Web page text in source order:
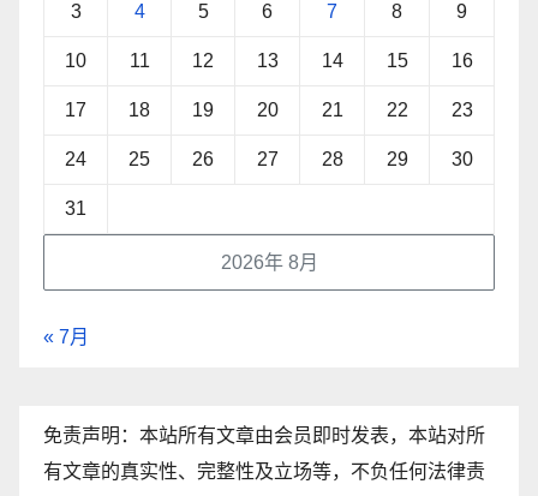
2026年 8月
3 4 5 6 7 8 9
10 11 12 13 14 15 16
17 18 19 20 21 22 23
24 25 26 27 28 29 30
31
« 7月
免责声明：本站所有文章由会员即时发表，本站对所
有文章的真实性、完整性及立场等，不负任何法律责